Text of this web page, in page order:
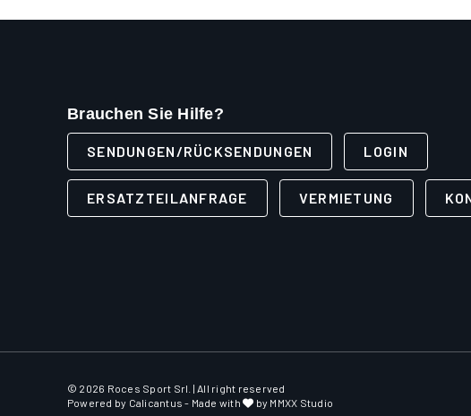
Brauchen Sie Hilfe?
SENDUNGEN/RÜCKSENDUNGEN LOGIN
ERSATZTEILANFRAGE VERMIETUNG
© 2026 Roces Sport Srl. | All right reserved
Powered by Calicantus - Made with by MMXX Studio